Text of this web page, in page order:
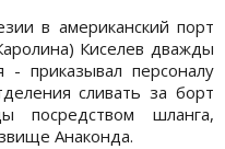
в американский порт
Киселев дважды
приказывал персоналу
сливать за борт
посредством шланга,
Анаконда.